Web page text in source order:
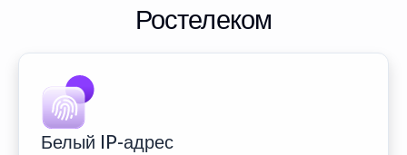
Ростелеком
Белый IP-адрес